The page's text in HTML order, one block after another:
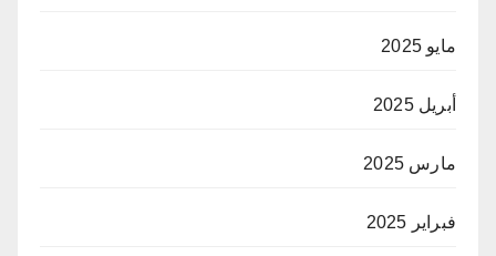
مايو 2025
أبريل 2025
مارس 2025
فبراير 2025